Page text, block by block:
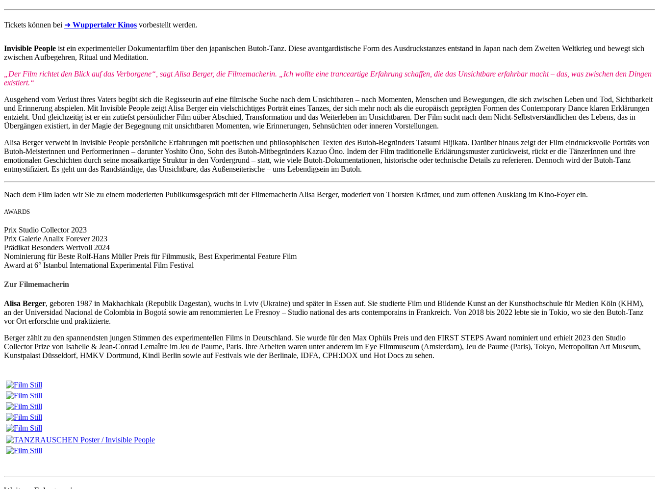
Tickets können bei ➜ Wuppertaler Kinos vorbestellt werden.
Invisible People ist ein experimenteller Dokumentarfilm über den japanischen Butoh-Tanz. Diese avantgardistische Form des Ausdruckstanzes entstand in Japan nach dem Zweiten Weltkrieg und bewegt sich
zwischen Aufbegehren, Ritual und Meditation.
„Der Film richtet den Blick auf das Verborgene“, sagt Alisa Berger, die Filmemacherin. „Ich wollte eine tranceartige Erfahrung schaffen, die das Unsichtbare erfahrbar macht – das, was zwischen den Dingen
existiert.“
Ausgehend vom Verlust ihres Vaters begibt sich die Regisseurin auf eine filmische Suche nach dem Unsichtbaren – nach Momenten, Menschen und Bewegungen, die sich zwischen Leben und Tod, Sichtbarkeit
und Erinnerung abspielen. Mit Invisible People zeigt Alisa Berger ein vielschichtiges Porträt eines Tanzes, der sich mehr noch als die europäisch geprägten Formen des Contemporary Dance klaren Erklärungen
entzieht. Und gleichzeitig ist er ein zutiefst persönlicher Film uüber Abschied, Transformation und das Weiterleben im Unsichtbaren. Der Film sucht nach dem Nicht-Selbstverständlichen des Lebens, das in
Übergängen existiert, in der Magie der Begegnung mit unsichtbaren Momenten, wie Erinnerungen, Sehnsüchten oder inneren Vorstellungen.
Alisa Berger verwebt in Invisible People persönliche Erfahrungen mit poetischen und philosophischen Texten des Butoh-Begründers Tatsumi Hijikata. Darüber hinaus zeigt der Film eindrucksvolle Porträts von
Butoh-Meisterinnen und Performerinnen – darunter Yoshito Ōno, Sohn des Butoh-Mitbegründers Kazuo Ōno. Indem der Film traditionelle Erklärungsmuster zurückweist, rückt er die TänzerInnen und ihre
emotionalen Geschichten durch seine mosaikartige Struktur in den Vordergrund – statt, wie viele Butoh-Dokumentationen, historische oder technische Details zu referieren. Dennoch wird der Butoh-Tanz
entmystifiziert. Es geht um das Randständige, das Unsichtbare, das Außenseiterische – ums Lebendigsein im Butoh.
Nach dem Film laden wir Sie zu einem moderierten Publikumsgespräch mit der Filmemacherin Alisa Berger, moderiert von Thorsten Krämer, und zum offenen Ausklang im Kino-Foyer ein.
AWARDS
Prix Studio Collector 2023
Prix Galerie Analix Forever 2023
Prädikat Besonders Wertvoll 2024
Nominierung für Beste Rolf-Hans Müller Preis für Filmmusik, Best Experimental Feature Film
Award at 6° Istanbul International Experimental Film Festival
Zur Filmemacherin
Alisa Berger, geboren 1987 in Makhachkala (Republik Dagestan), wuchs in Lviv (Ukraine) und später in Essen auf. Sie studierte Film und Bildende Kunst an der Kunsthochschule für Medien Köln (KHM),
an der Universidad Nacional de Colombia in Bogotá sowie am renommierten Le Fresnoy – Studio national des arts contemporains in Frankreich. Von 2018 bis 2022 lebte sie in Tokio, wo sie den Butoh-Tanz
vor Ort erforschte und praktizierte.
Berger zählt zu den spannendsten jungen Stimmen des experimentellen Films in Deutschland. Sie wurde für den Max Ophüls Preis und den FIRST STEPS Award nominiert und erhielt 2023 den Studio
Collector Prize von Isabelle & Jean-Conrad Lemaître im Jeu de Paume, Paris. Ihre Arbeiten waren unter anderem im Eye Filmmuseum (Amsterdam), Jeu de Paume (Paris), Tokyo, Metropolitan Art Museum,
Kunstpalast Düsseldorf, HMKV Dortmund, Kindl Berlin sowie auf Festivals wie der Berlinale, IDFA, CPH:DOX und Hot Docs zu sehen.